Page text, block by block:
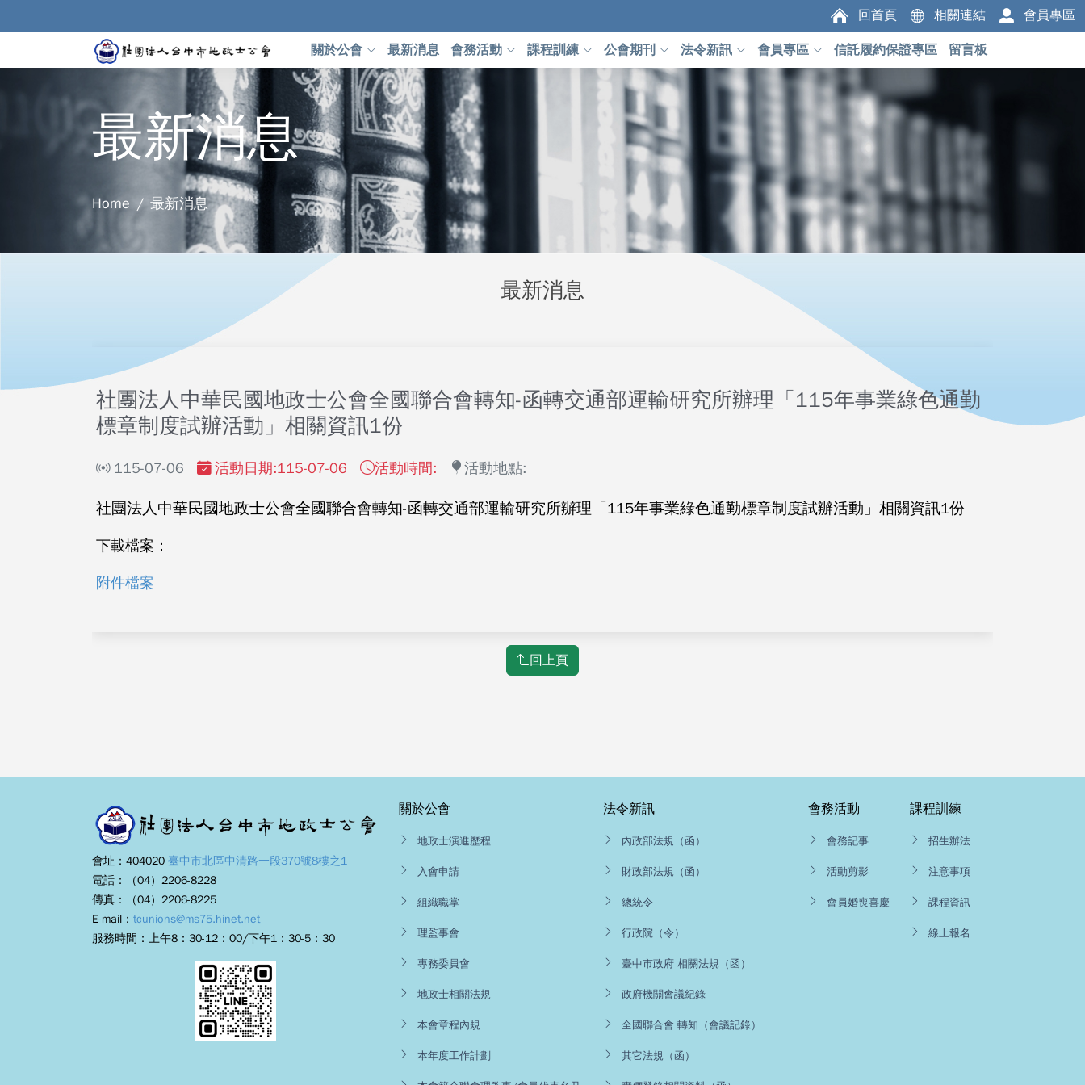
回首頁 相關連結 會員專區
關於公會 最新消息 會務活動 課程訓練 公會期刊 法令新訊 會員專區 信託履約保證專區 留言板
最新消息
Home 最新消息
最新消息
社團法人中華民國地政士公會全國聯合會轉知-函轉交通部運輸研究所辦理「115年事業綠色通勤
標章制度試辦活動」相關資訊1份
115-07-06 活動日期:115-07-06 活動時間: 活動地點:
社團法人中華民國地政士公會全國聯合會轉知-函轉交通部運輸研究所辦理「115年事業綠色通勤標章制度試辦活動」相關資訊1份
下載檔案：
附件檔案
回上頁
會址：404020 臺中市北區中清路一段370號8樓之1
電話：（04）2206-8228
傳真：（04）2206-8225
E-mail： tcunions@ms75.hinet.net
服務時間：上午8：30-12：00/下午1：30-5：30
關於公會
地政士演進歷程
入會申請
組織職掌
理監事會
專務委員會
地政士相關法規
本會章程內規
本年度工作計劃
法令新訊
內政部法規（函）
財政部法規（函）
總統令
行政院（令）
臺中市政府 相關法規（函）
政府機關會議紀錄
全國聯合會 轉知（會議記錄）
其它法規（函）
會務活動
會務記事
活動剪影
會員婚喪喜慶
課程訓練
招生辦法
注意事項
課程資訊
線上報名